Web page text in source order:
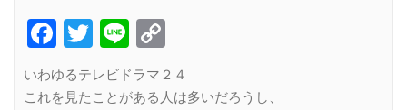
Facebook
Twitter
Line
Link
いわゆるテレビドラマ２４
これを見たことがある人は多いだろうし、